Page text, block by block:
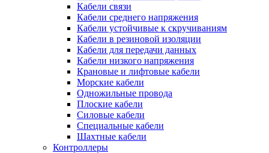
Кабели связи
Кабели среднего напряжения
Кабели устойчивые к скручиваниям
Кабели в резиновой изоляции
Кабели для передачи данных
Кабели низкого напряжения
Крановые и лифтовые кабели
Морские кабели
Одножильные провода
Плоские кабели
Силовые кабели
Специальные кабели
Шахтные кабели
Контроллеры